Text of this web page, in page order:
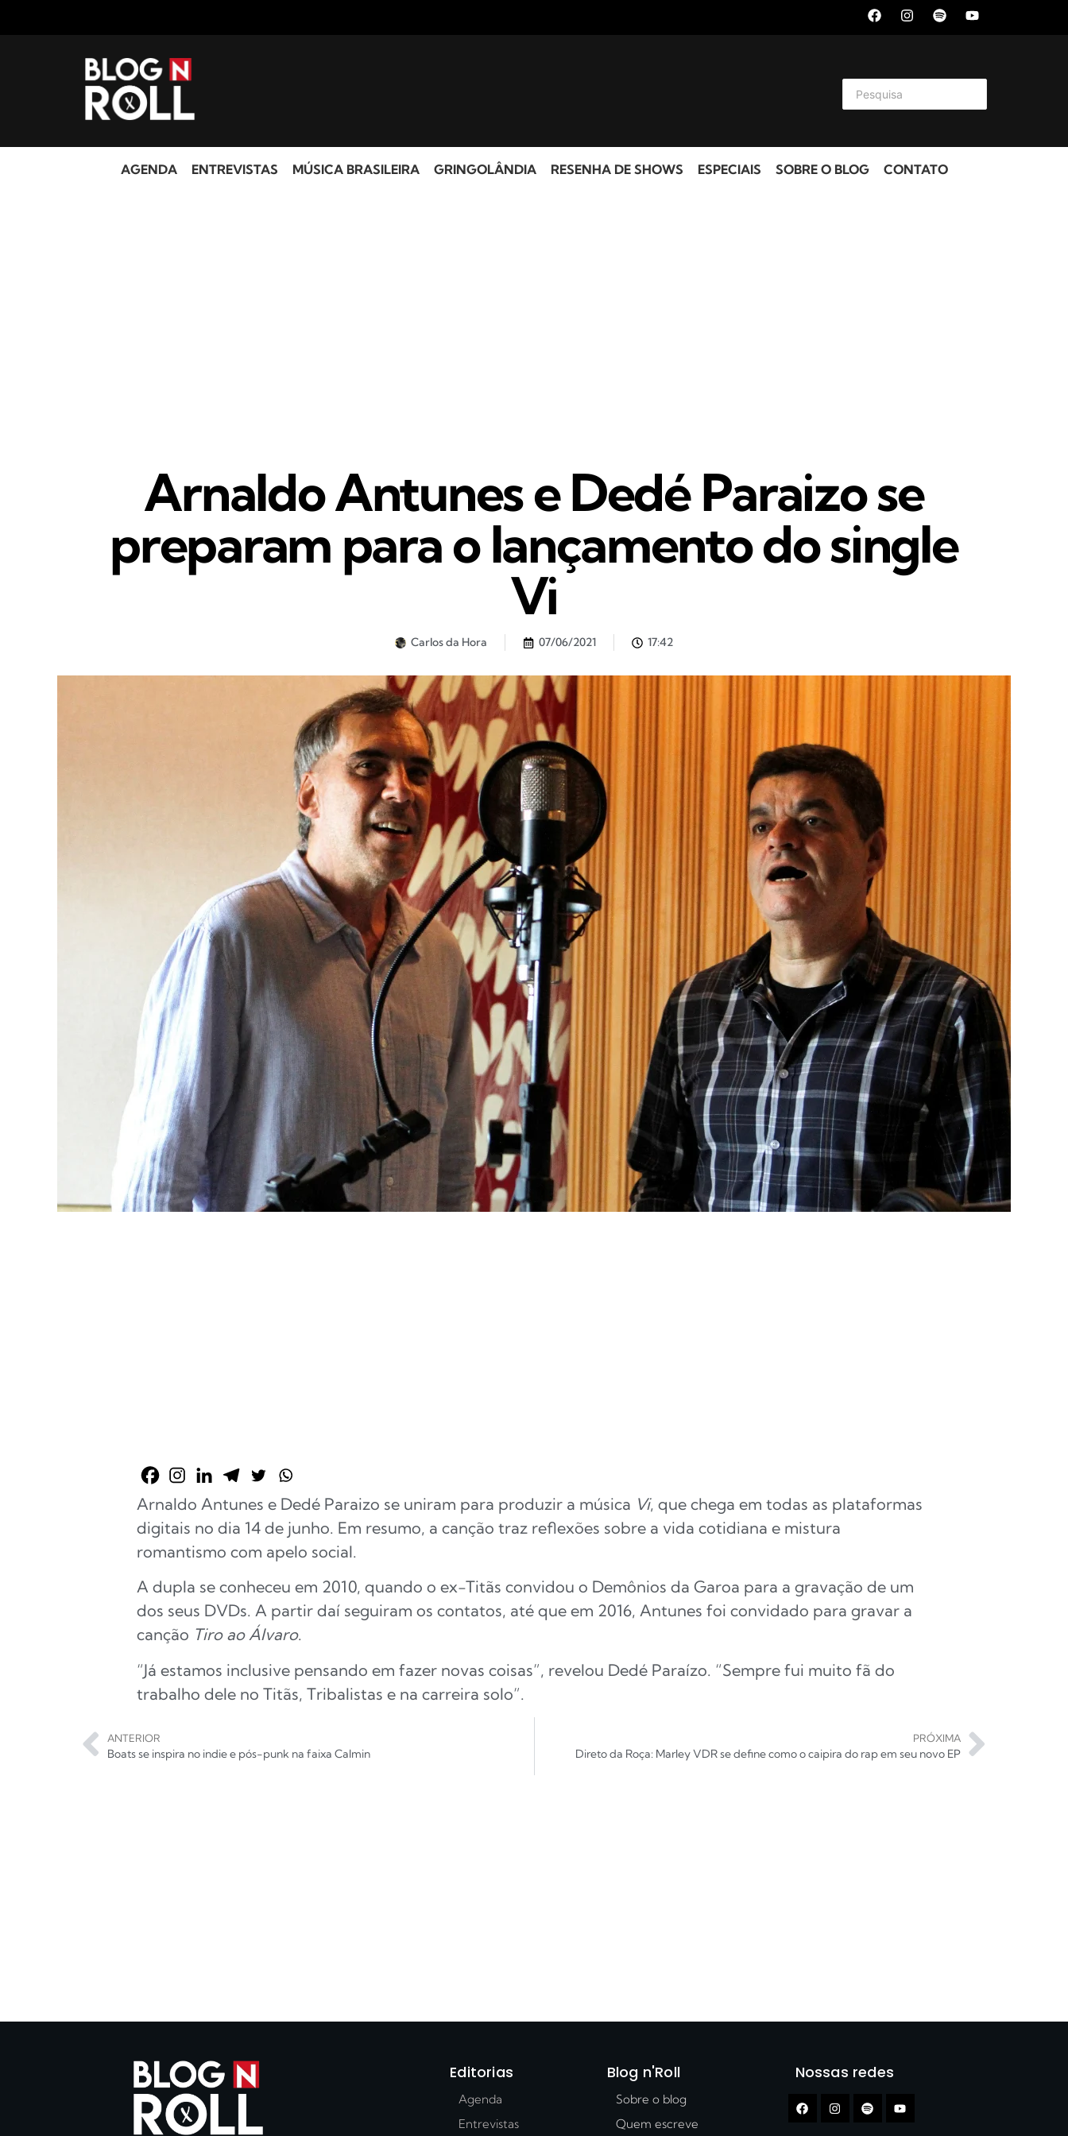
AGENDA ENTREVISTAS MÚSICA BRASILEIRA GRINGOLÂNDIA RESENHA DE SHOWS ESPECIAIS SOBRE O BLOG CONTATO
Arnaldo Antunes e Dedé Paraizo se
preparam para o lançamento do single
Vi
Carlos da Hora 07/06/2021 17:42
Arnaldo Antunes e Dedé Paraizo se uniram para produzir a música Vi, que chega em todas as plataformas
digitais no dia 14 de junho. Em resumo, a canção traz reflexões sobre a vida cotidiana e mistura
romantismo com apelo social.
A dupla se conheceu em 2010, quando o ex-Titãs convidou o Demônios da Garoa para a gravação de um
dos seus DVDs. A partir daí seguiram os contatos, até que em 2016, Antunes foi convidado para gravar a
canção Tiro ao Álvaro.
“Já estamos inclusive pensando em fazer novas coisas”, revelou Dedé Paraízo. “Sempre fui muito fã do
trabalho dele no Titãs, Tribalistas e na carreira solo”.
ANTERIOR
Boats se inspira no indie e pós-punk na faixa Calmin
PRÓXIMA
Direto da Roça: Marley VDR se define como o caipira do rap em seu novo EP
Editorias
Agenda
Entrevistas
Blog n'Roll
Sobre o blog
Quem escreve
Nossas redes